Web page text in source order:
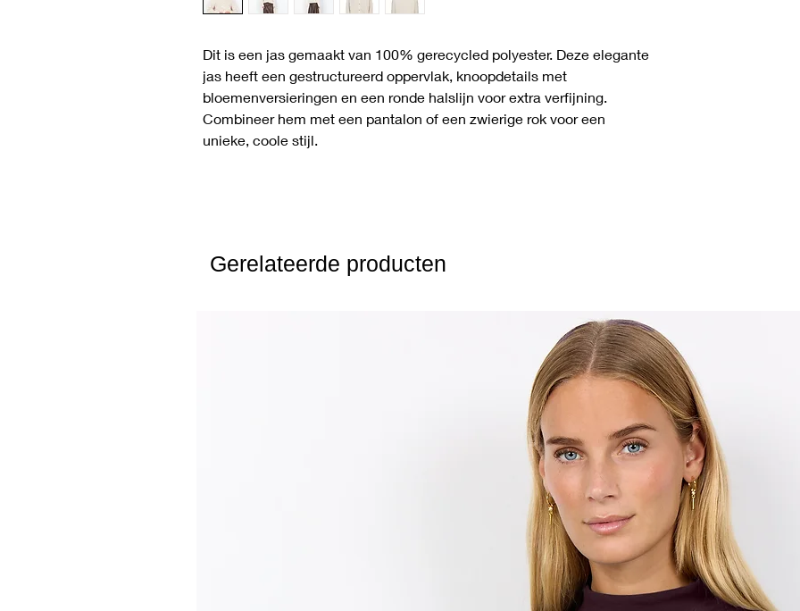
Dit is een jas gemaakt van 100% gerecycled polyester. Deze elegante
jas heeft een gestructureerd oppervlak, knoopdetails met
bloemenversieringen en een ronde halslijn voor extra verfijning.
Combineer hem met een pantalon of een zwierige rok voor een
unieke, coole stijl.
Gerelateerde producten